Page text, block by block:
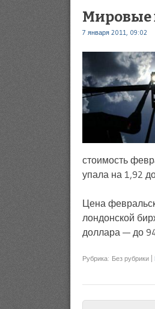
Мировые
7 января 2011, 09:02
стоимость
упала на 1,92
Цена
лондонской
доллара — до
Рубрика: Без рубрики